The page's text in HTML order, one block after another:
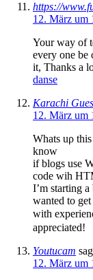
https://
12. März um
Your way of
every one
it, Thanks a
danse
Karachi
12. März um
Whats uρ
know
if blogs use
code wih
I’m starting
wanted to
with
appreciated!
Youtucam
12. März um